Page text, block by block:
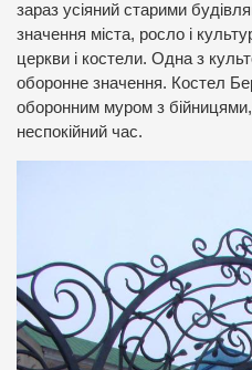
зараз усіяний старими
значення міста, росло і
церкви і костели. Одна з
оборонне значення. Костел
оборонним муром з бійницями,
неспокійний час.